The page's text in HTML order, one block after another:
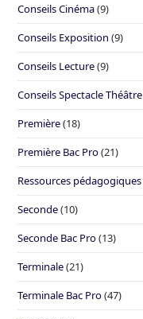
Conseils Cinéma(9)
Conseils Exposition (9)
Conseils Lecture(9)
Conseils Spectacle Théâtre
Première(18)
Première Bac Pro(21)
Ressources pédagogiques
Seconde(10)
Seconde Bac Pro(13)
Terminale(21)
Terminale Bac Pro(47)